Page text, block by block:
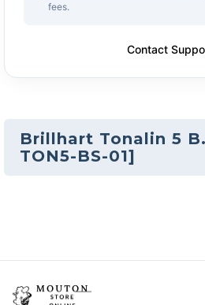
Brillhart Tonalin 5
TON5-BS-01]
fees.
Contact